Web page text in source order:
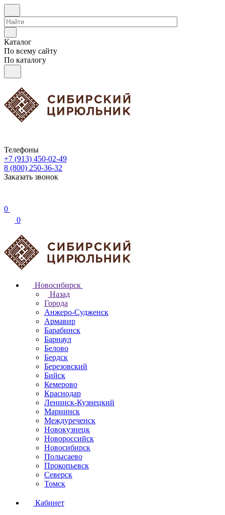
Каталог
По всему сайту
По каталогу
Телефоны
+7 (913) 450-02-49
8 (800) 250-36-32
Заказать звонок
0
0
Новосибирск
Назад
Города
Анжеро-Судженск
Армавир
Барабинск
Барнаул
Белово
Бердск
Березовский
Бийск
Кемерово
Краснодар
Ленинск-Кузнецкий
Мариинск
Междуреченск
Новокузнецк
Новороссийск
Новосибирск
Полысаево
Прокопьевск
Северск
Томск
Кабинет